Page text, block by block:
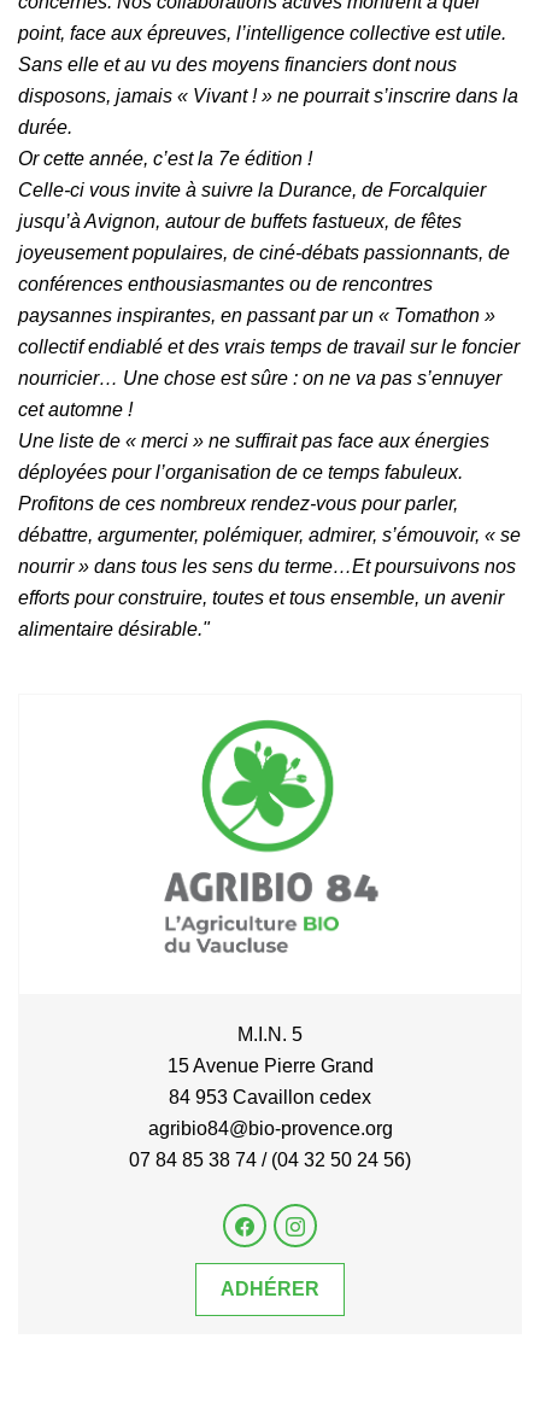
point, face aux épreuves, l’intelligence collective est utile.
Sans elle et au vu des moyens financiers dont nous
disposons, jamais « Vivant ! » ne pourrait s’inscrire dans la
durée.
Or cette année, c’est la 7e édition !
Celle-ci vous invite à suivre la Durance, de Forcalquier
jusqu’à Avignon, autour de buffets fastueux, de fêtes
joyeusement populaires, de ciné-débats passionnants, de
conférences enthousiasmantes ou de rencontres
paysannes inspirantes, en passant par un « Tomathon »
collectif endiablé et des vrais temps de travail sur le foncier
nourricier… Une chose est sûre : on ne va pas s’ennuyer
cet automne !
Une liste de « merci » ne suffirait pas face aux énergies
déployées pour l’organisation de ce temps fabuleux.
Profitons de ces nombreux rendez-vous pour parler,
débattre, argumenter, polémiquer, admirer, s’émouvoir, « se
nourrir » dans tous les sens du terme…Et poursuivons nos
efforts pour construire, toutes et tous ensemble, un avenir
alimentaire désirable."
M.I.N. 5
15 Avenue Pierre Grand
84 953 Cavaillon cedex
agribio84@bio-provence.org
07 84 85 38 74 / (04 32 50 24 56)
ADHÉRER